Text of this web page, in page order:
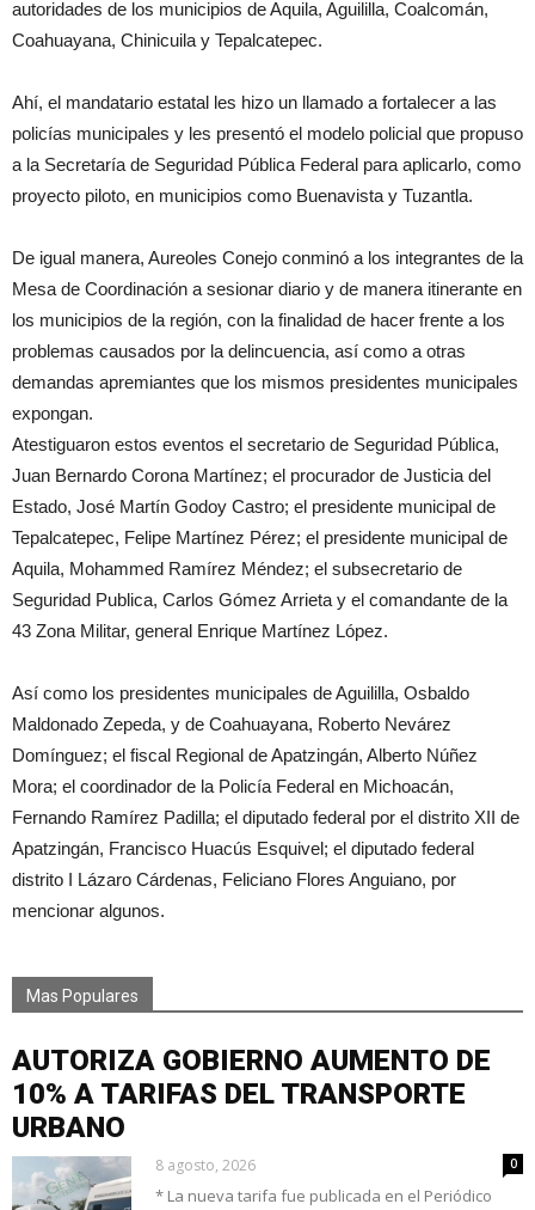
autoridades de los municipios de Aquila, Aguililla, Coalcomán,
Coahuayana, Chinicuila y Tepalcatepec.
Ahí, el mandatario estatal les hizo un llamado a fortalecer a las
policías municipales y les presentó el modelo policial que propuso
a la Secretaría de Seguridad Pública Federal para aplicarlo, como
proyecto piloto, en municipios como Buenavista y Tuzantla.
De igual manera, Aureoles Conejo conminó a los integrantes de la
Mesa de Coordinación a sesionar diario y de manera itinerante en
los municipios de la región, con la finalidad de hacer frente a los
problemas causados por la delincuencia, así como a otras
demandas apremiantes que los mismos presidentes municipales
expongan.
Atestiguaron estos eventos el secretario de Seguridad Pública,
Juan Bernardo Corona Martínez; el procurador de Justicia del
Estado, José Martín Godoy Castro; el presidente municipal de
Tepalcatepec, Felipe Martínez Pérez; el presidente municipal de
Aquila, Mohammed Ramírez Méndez; el subsecretario de
Seguridad Publica, Carlos Gómez Arrieta y el comandante de la
43 Zona Militar, general Enrique Martínez López.
Así como los presidentes municipales de Aguililla, Osbaldo
Maldonado Zepeda, y de Coahuayana, Roberto Nevárez
Domínguez; el fiscal Regional de Apatzingán, Alberto Núñez
Mora; el coordinador de la Policía Federal en Michoacán,
Fernando Ramírez Padilla; el diputado federal por el distrito XII de
Apatzingán, Francisco Huacús Esquivel; el diputado federal
distrito I Lázaro Cárdenas, Feliciano Flores Anguiano, por
mencionar algunos.
Mas Populares
AUTORIZA GOBIERNO AUMENTO DE
10% A TARIFAS DEL TRANSPORTE
URBANO
8 agosto, 2026 0
* La nueva tarifa fue publicada en el Periódico